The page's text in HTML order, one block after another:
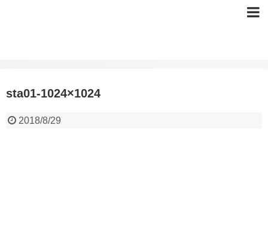
sta01-1024×1024
2018/8/29